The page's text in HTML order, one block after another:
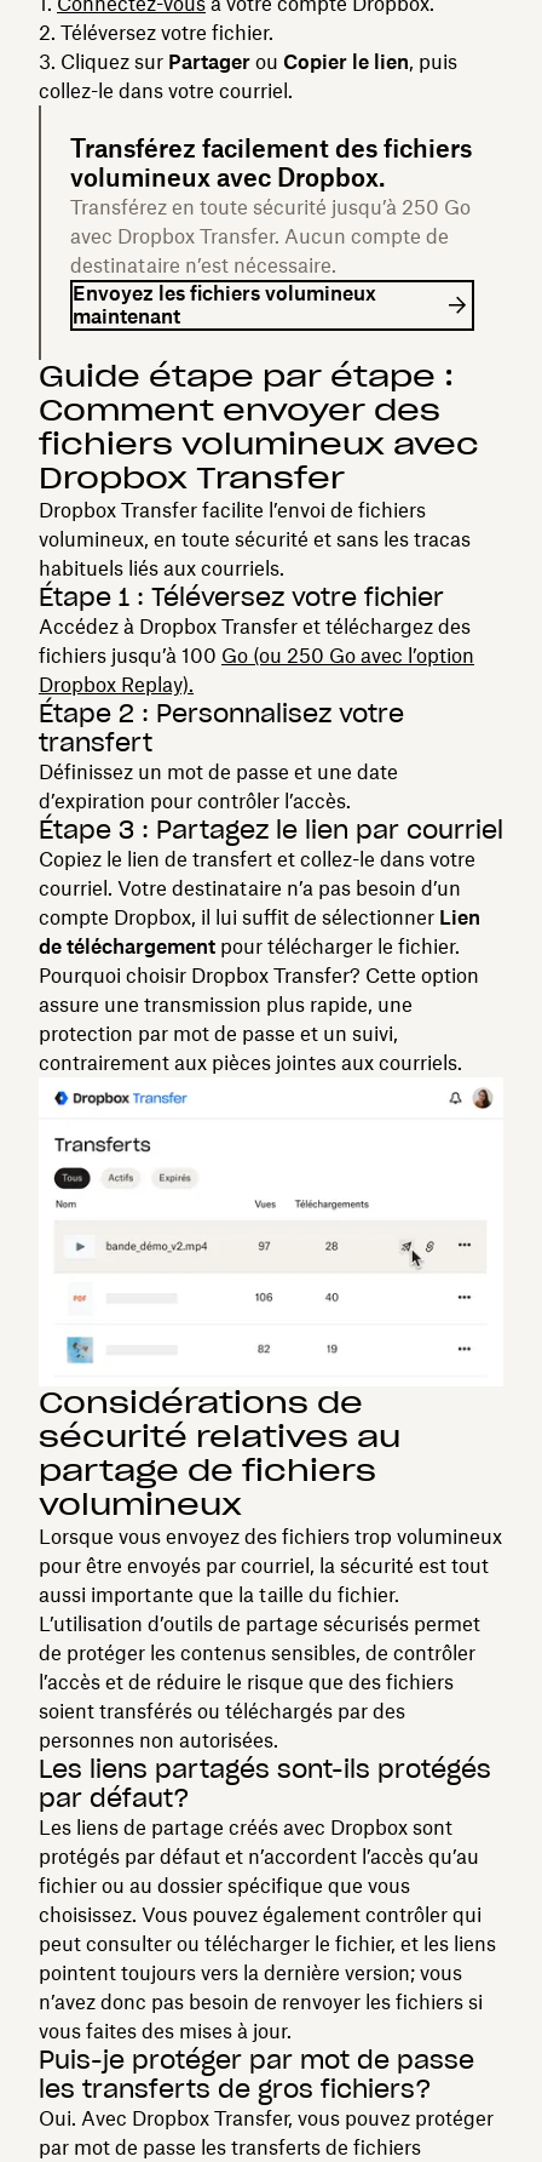
Téléversez votre fichier.
Cliquez sur Partager ou Copier le lien, puis
collez-le dans votre courriel.
Transférez facilement des fichiers
volumineux avec Dropbox.
Transférez en toute sécurité jusqu’à 250 Go
avec Dropbox Transfer. Aucun compte de
destinataire n’est nécessaire.
Envoyez les fichiers volumineux
maintenant
Guide étape par étape :
Comment envoyer des
fichiers volumineux avec
Dropbox Transfer
Dropbox Transfer facilite l’envoi de fichiers
volumineux, en toute sécurité et sans les tracas
habituels liés aux courriels.
Étape 1 : Téléversez votre fichier
Accédez à Dropbox Transfer et téléchargez des
fichiers jusqu’à 100 Go (ou 250 Go avec l’option
Dropbox Replay).
Étape 2 : Personnalisez votre
transfert
Définissez un mot de passe et une date
d’expiration pour contrôler l’accès.
Étape 3 : Partagez le lien par courriel
Copiez le lien de transfert et collez-le dans votre
courriel. Votre destinataire n’a pas besoin d’un
compte Dropbox, il lui suffit de sélectionner Lien
de téléchargement pour télécharger le fichier.
Pourquoi choisir Dropbox Transfer? Cette option
assure une transmission plus rapide, une
protection par mot de passe et un suivi,
contrairement aux pièces jointes aux courriels.
Considérations de
sécurité relatives au
partage de fichiers
volumineux
Lorsque vous envoyez des fichiers trop volumineux
pour être envoyés par courriel, la sécurité est tout
aussi importante que la taille du fichier.
L’utilisation d’outils de partage sécurisés permet
de protéger les contenus sensibles, de contrôler
l’accès et de réduire le risque que des fichiers
soient transférés ou téléchargés par des
personnes non autorisées.
Les liens partagés sont-ils protégés
par défaut?
Les liens de partage créés avec Dropbox sont
protégés par défaut et n’accordent l’accès qu’au
fichier ou au dossier spécifique que vous
choisissez. Vous pouvez également contrôler qui
peut consulter ou télécharger le fichier, et les liens
pointent toujours vers la dernière version; vous
n’avez donc pas besoin de renvoyer les fichiers si
vous faites des mises à jour.
Puis-je protéger par mot de passe
les transferts de gros fichiers?
Oui. Avec Dropbox Transfer, vous pouvez protéger
par mot de passe les transferts de fichiers